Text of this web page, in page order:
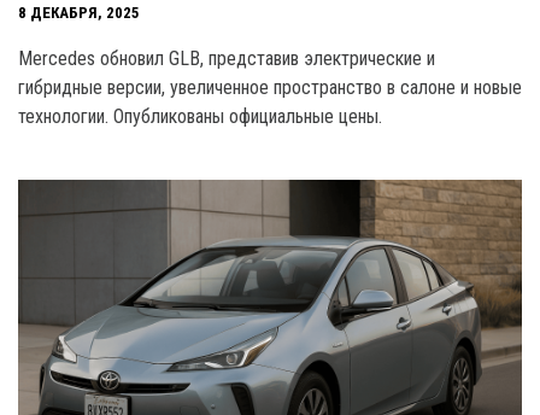
8 ДЕКАБРЯ, 2025
Mercedes обновил GLB, представив электрические и
гибридные версии, увеличенное пространство в салоне и новые
технологии. Опубликованы официальные цены.